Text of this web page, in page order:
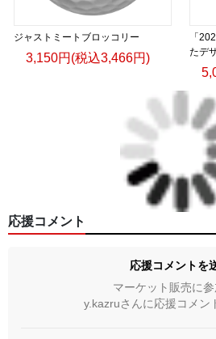
ジャストミートブロッコリー
3,150円(税込3,466円)
「
たデ
応援コメント
応援コメントを
マーケット販売に
y.kazruさんに応援コメン